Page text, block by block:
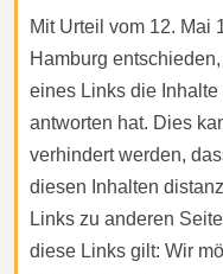
Mit Urteil vom 12. Mai
Hamburg
eines Links die
antworten hat. Dies
verhindert werden,
diesen Inhalten
Links zu anderen
diese Links gilt: Wir